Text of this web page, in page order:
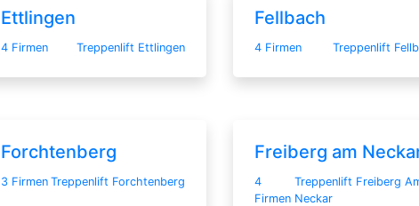
Ettlingen
4 Firmen Treppenlift Ettlingen
Fellbach
4 Firmen Treppenlift
Forchtenberg
3 Firmen Treppenlift Forchtenberg
Freiberg am
4
Firmen
Treppenlift Freiberg
Neckar